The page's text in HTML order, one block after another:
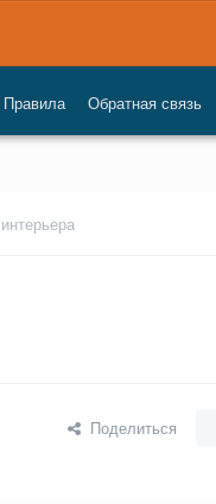
Правила Обратная связь
Поделиться